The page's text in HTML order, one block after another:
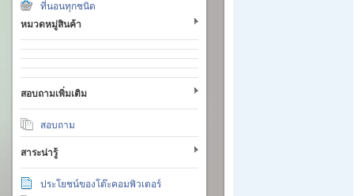
ที่นอนทุกชนิด
หมวดหมู่สินค้า
สอบถามเพิ่มเติม
สอบถาม
สาระน่ารู้
ประโยชน์ของโต๊ะคอมพิวเตอร์